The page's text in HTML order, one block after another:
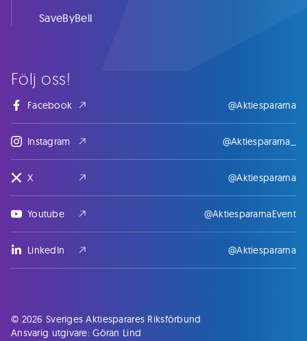
Följ oss!
Facebook @Aktiespararna
Instagram @Aktiespararna_
X @Aktiespararna
Youtube @AktiespararnaEvent
LinkedIn @Aktiespararna
SaveByBell
© 2026 Sveriges Aktiesparares Riksförbund
Ansvarig utgivare: Göran Lind